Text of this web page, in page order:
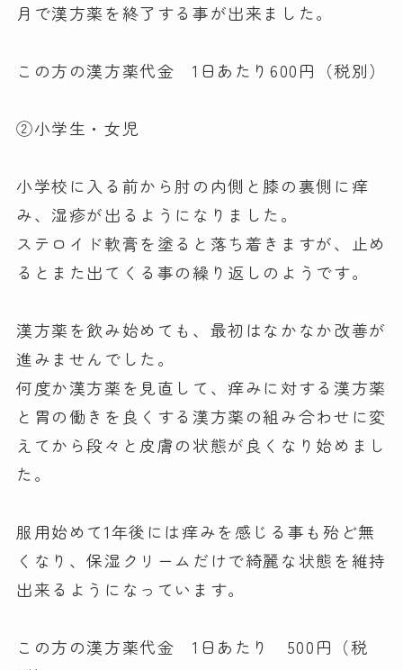
月で漢方薬を終了する事が出来ました。
この方の漢方薬代金 1日あたり600円（税別）
②小学生・女児
小学校に入る前から肘の内側と膝の裏側に痒
み、湿疹が出るようになりました。
ステロイド軟膏を塗ると落ち着きますが、止め
るとまた出てくる事の繰り返しのようです。
漢方薬を飲み始めても、最初はなかなか改善が
進みませんでした。
何度か漢方薬を見直して、痒みに対する漢方薬
と胃の働きを良くする漢方薬の組み合わせに変
えてから段々と皮膚の状態が良くなり始めまし
た。
服用始めて1年後には痒みを感じる事も殆ど無
くなり、保湿クリームだけで綺麗な状態を維持
出来るようになっています。
この方の漢方薬代金 1日あたり 500円（税